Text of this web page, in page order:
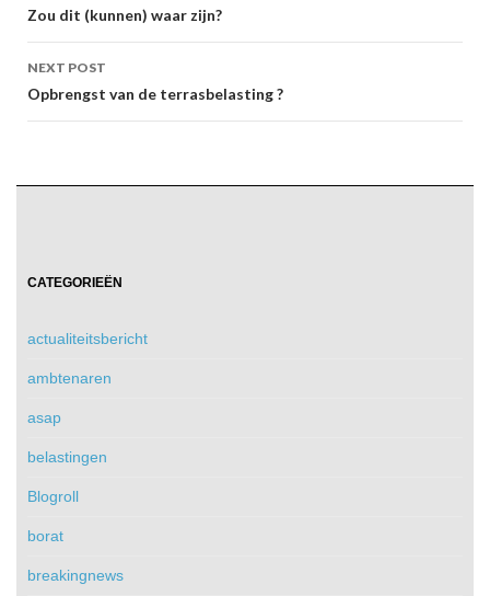
navigation
Zou dit (kunnen) waar zijn?
NEXT POST
Opbrengst van de terrasbelasting ?
CATEGORIEËN
actualiteitsbericht
ambtenaren
asap
belastingen
Blogroll
borat
breakingnews